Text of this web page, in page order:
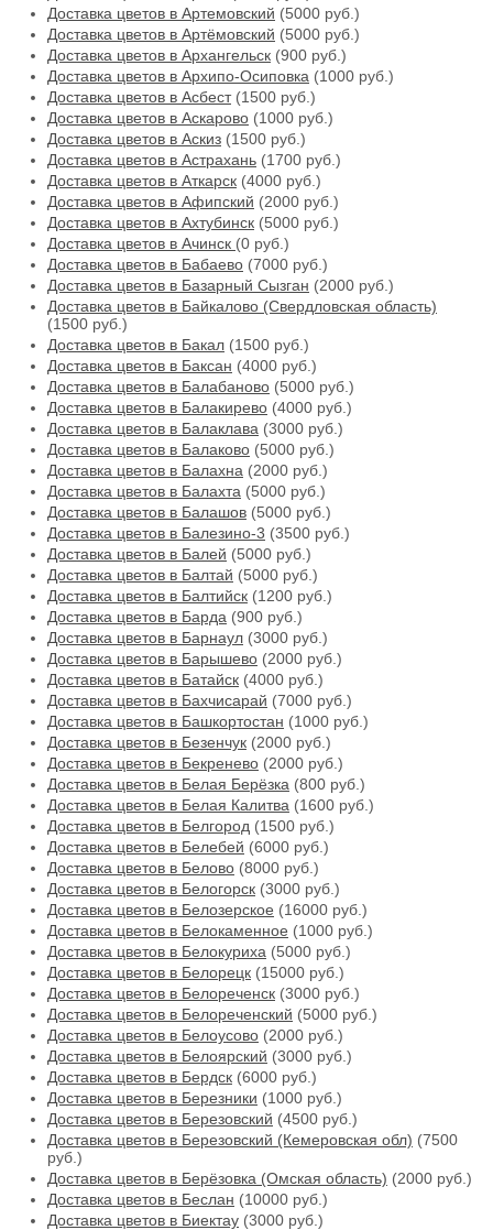
Доставка цветов в Артемовский (5000 руб.)
Доставка цветов в Артёмовский (5000 руб.)
Доставка цветов в Архангельск (900 руб.)
Доставка цветов в Архипо-Осиповка (1000 руб.)
Доставка цветов в Асбест(1500 руб.)
Доставка цветов в Аскарово (1000 руб.)
Доставка цветов в Аскиз (1500 руб.)
Доставка цветов в Астрахань (1700 руб.)
Доставка цветов в Аткарск (4000 руб.)
Доставка цветов в Афипский (2000 руб.)
Доставка цветов в Ахтубинск (5000 руб.)
Доставка цветов в Ачинск (0 руб.)
Доставка цветов в Бабаево (7000 руб.)
Доставка цветов в Базарный Сызган (2000 руб.)
Доставка цветов в Байкалово (Свердловская область)
(1500 руб.)
Доставка цветов в Бакал (1500 руб.)
Доставка цветов в Баксан (4000 руб.)
Доставка цветов в Балабаново (5000 руб.)
Доставка цветов в Балакирево (4000 руб.)
Доставка цветов в Балаклава (3000 руб.)
Доставка цветов в Балаково (5000 руб.)
Доставка цветов в Балахна (2000 руб.)
Доставка цветов в Балахта (5000 руб.)
Доставка цветов в Балашов (5000 руб.)
Доставка цветов в Балезино-3 (3500 руб.)
Доставка цветов в Балей (5000 руб.)
Доставка цветов в Балтай (5000 руб.)
Доставка цветов в Балтийск (1200 руб.)
Доставка цветов в Барда (900 руб.)
Доставка цветов в Барнаул (3000 руб.)
Доставка цветов в Барышево (2000 руб.)
Доставка цветов в Батайск (4000 руб.)
Доставка цветов в Бахчисарай (7000 руб.)
Доставка цветов в Башкортостан (1000 руб.)
Доставка цветов в Безенчук (2000 руб.)
Доставка цветов в Бекренево (2000 руб.)
Доставка цветов в Белая Берёзка (800 руб.)
Доставка цветов в Белая Калитва (1600 руб.)
Доставка цветов в Белгород (1500 руб.)
Доставка цветов в Белебей (6000 руб.)
Доставка цветов в Белово (8000 руб.)
Доставка цветов в Белогорск (3000 руб.)
Доставка цветов в Белозерское (16000 руб.)
Доставка цветов в Белокаменное (1000 руб.)
Доставка цветов в Белокуриха (5000 руб.)
Доставка цветов в Белорецк (15000 руб.)
Доставка цветов в Белореченск (3000 руб.)
Доставка цветов в Белореченский (5000 руб.)
Доставка цветов в Белоусово (2000 руб.)
Доставка цветов в Белоярский (3000 руб.)
Доставка цветов в Бердск (6000 руб.)
Доставка цветов в Березники (1000 руб.)
Доставка цветов в Березовский (4500 руб.)
Доставка цветов в Березовский (Кемеровская обл) (7500
руб.)
Доставка цветов в Берёзовка (Омская область) (2000 руб.)
Доставка цветов в Беслан (10000 руб.)
Доставка цветов в Биектау (3000 руб.)